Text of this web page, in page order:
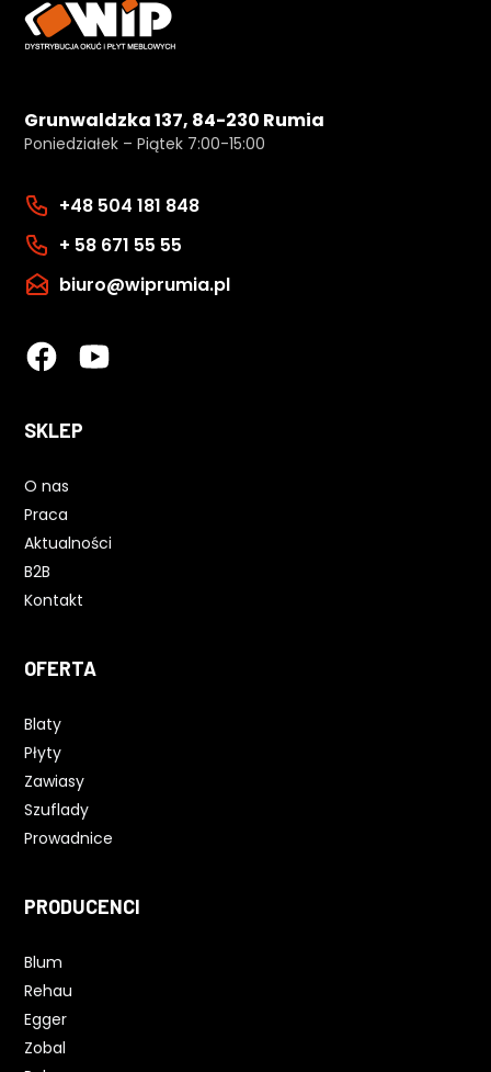
Grunwaldzka 137, 84-230 Rumia
Poniedziałek – Piątek 7:00-15:00
+48 504 181 848
+ 58 671 55 55
biuro@wiprumia.pl
SKLEP
O nas
Praca
Aktualności
B2B
Kontakt
OFERTA
Blaty
Płyty
Zawiasy
Szuflady
Prowadnice
PRODUCENCI
Blum
Rehau
Egger
Zobal